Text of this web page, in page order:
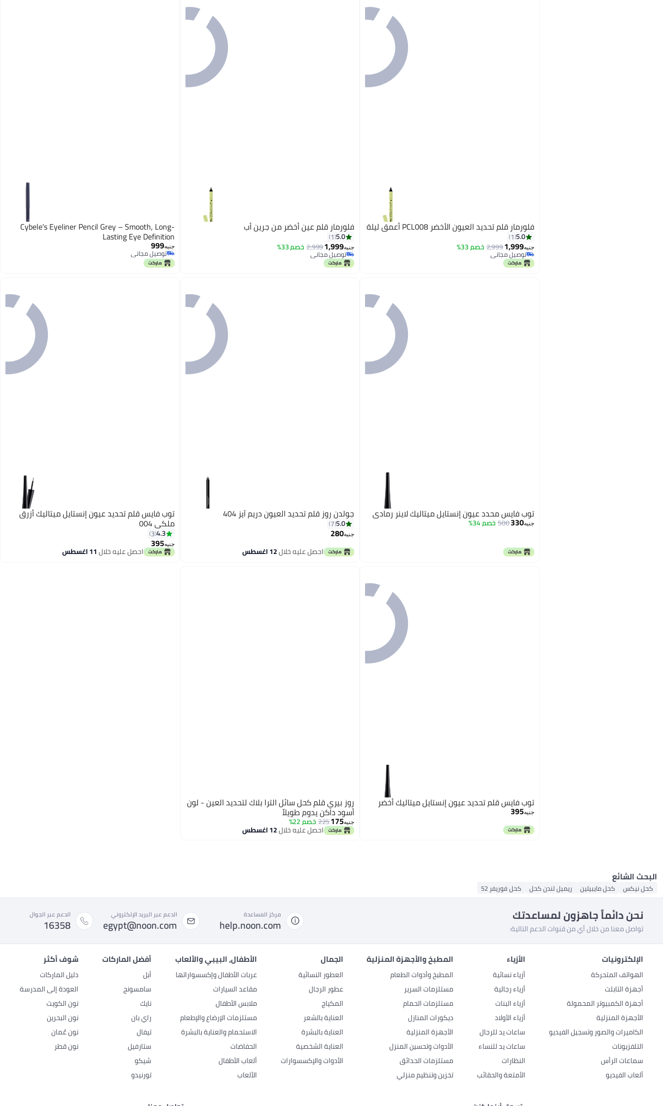
8
فلورمار قلم تحديد العيون الأخضر PCL008 أعمق ليلة
5.0
1
جنيه1,999
2,999خصم 33%
توصيل مجاني
توصيل مجاني 8
فلورمار قلم عين أخضر من جرين أب
5.0
1
جنيه1,999
2,999خصم 33%
توصيل مجاني
توصيل مجاني
Cybele's Eyeliner Pencil Grey – Smooth, Long-
Lasting Eye Definition
جنيه999
توصيل مجاني
توصيل مجاني
توب فايس محدد عيون إنستايل ميتاليك لاينر رمادي
جنيه330
500 خصم 34%
جولدن روز قلم تحديد العيون دريم آيز 404
5.0
7
جنيه280
احصل عليه خلال12 اغسطس
توب فايس قلم تحديد عيون إنستايل ميتاليك أزرق
ملكي 004
4.3
3
جنيه395
احصل عليه خلال11 اغسطس
توب فايس قلم تحديد عيون إنستايل ميتاليك أخضر
جنيه395
روز بيري قلم كحل سائل الترا بلاك لتحديد العين - لون
أسود داكن يدوم طويلاً
جنيه175
225خصم 22%
احصل عليه خلال12 اغسطس
البحث الشائع
كحل نيكس كحل مايبيلين ريميل لندن كحل كحل فوريفر 52
نحن دائماً جاهزون لمساعدتك
تواصل معنا من خلال أي من قنوات الدعم التالية:
مركز المساعدة
help.noon.com
الدعم عبر البريد الإلكتروني
egypt@noon.com
الدعم عبر الجوال
16358
الإلكترونيات
الهواتف المتحركة
أجهزة التابلت
أجهزة الكمبيوتر المحمولة
الأجهزة المنزلية
الكاميرات والصور وتسجيل الفيديو
التلفزيونات
سماعات الرأس
ألعاب الفيديو
الأزياء
أزياء نسائية
أزياء رجالية
أزياء البنات
أزياء الأولاد
ساعات يد للرجال
ساعات يد للنساء
النظارات
الأمتعة والحقائب
المطبخ والأجهزة المنزلية
المطبخ وأدوات الطعام
مستلزمات السرير
مستلزمات الحمام
ديكورات المنازل
الأجهزة المنزلية
الأدوات وتحسين المنزل
مستلزمات الحدائق
تخزين وتنظيم منزلي
الجمال
العطور النسائية
عطور الرجال
المكياج
العناية بالشعر
العناية بالبشرة
العناية الشخصية
الأدوات والإكسسوارات
الأطفال، البيبي والألعاب
عربات الأطفال وإكسسواراتها
مقاعد السيارات
ملابس الأطفال
مستلزمات الإرضاع والإطعام
الاستحمام والعناية بالبشرة
الحفاضات
ألعاب الأطفال
الألعاب
أفضل الماركات
أبل
سامسونج
نايك
راي بان
تيفال
ستارفيل
شيكو
تورنيدو
شوف أكثر
دليل الماركات
العودة إلى المدرسة
نون الكويت
نون البحرين
نون عُمان
نون قطر